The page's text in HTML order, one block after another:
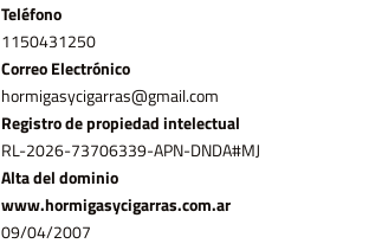
Teléfono
11­50431250
Correo Electrónico
hormigasycigarras@gmail.com
Registro de propiedad intelectual
RL-2026-73706339-APN-DNDA#MJ
Alta del dominio
www.hormigasycigarras.com.ar
09/04/2007